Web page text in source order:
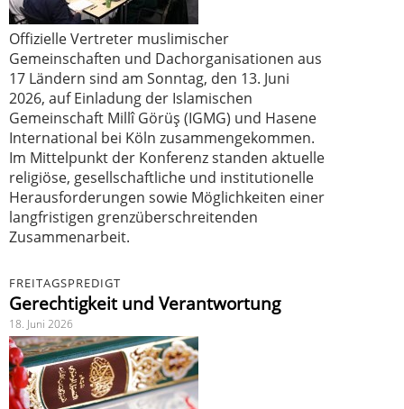
Offizielle Vertreter muslimischer
Gemeinschaften und Dachorganisationen aus
17 Ländern sind am Sonntag, den 13. Juni
2026, auf Einladung der Islamischen
Gemeinschaft Millî Görüş (IGMG) und Hasene
International bei Köln zusammengekommen.
Im Mittelpunkt der Konferenz standen aktuelle
religiöse, gesellschaftliche und institutionelle
Herausforderungen sowie Möglichkeiten einer
langfristigen grenzüberschreitenden
Zusammenarbeit.
FREITAGSPREDIGT
Gerechtigkeit und Verantwortung
18. Juni 2026